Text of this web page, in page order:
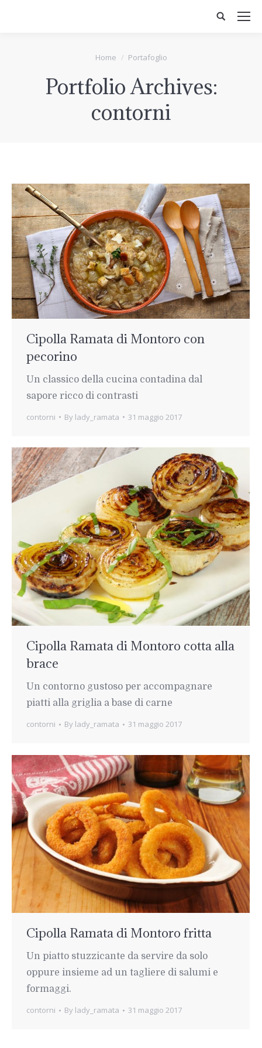
Home Portafoglio
Portfolio Archives:
contorni
Cipolla Ramata di Montoro con
pecorino
Un classico della cucina contadina dal
sapore ricco di contrasti
contorni
By lady_ramata 31 maggio 2017
Cipolla Ramata di Montoro cotta alla
brace
Un contorno gustoso per accompagnare
piatti alla griglia a base di carne
contorni
By lady_ramata 31 maggio 2017
Cipolla Ramata di Montoro fritta
Un piatto stuzzicante da servire da solo
oppure insieme ad un tagliere di salumi e
formaggi.
contorni
By lady_ramata 31 maggio 2017